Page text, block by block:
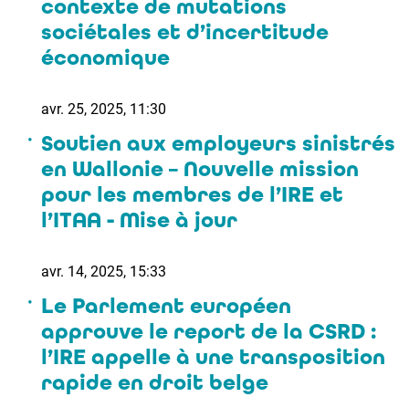
contexte de mutations
sociétales et d’incertitude
économique
avr. 25, 2025, 11:30
Soutien aux employeurs sinistrés
en Wallonie – Nouvelle mission
pour les membres de l’IRE et
l’ITAA - Mise à jour
avr. 14, 2025, 15:33
Le Parlement européen
approuve le report de la CSRD :
l’IRE appelle à une transposition
rapide en droit belge